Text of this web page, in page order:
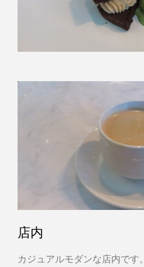
店内
カジュアルモダンな店内です。